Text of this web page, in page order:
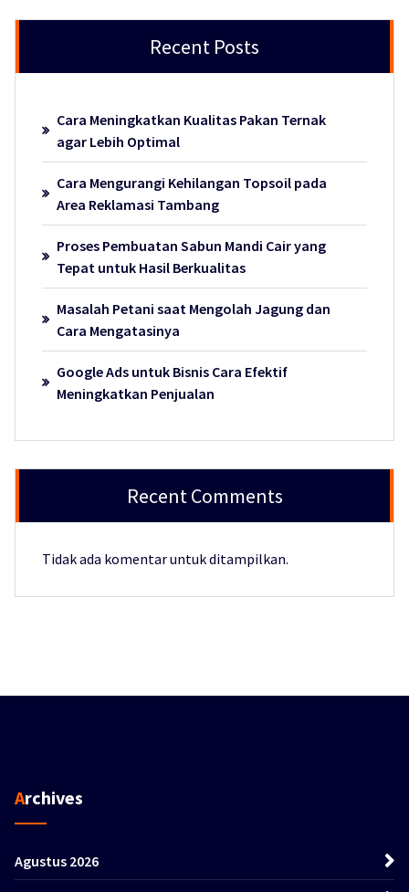
Recent Posts
Cara Meningkatkan Kualitas Pakan Ternak
agar Lebih Optimal
Cara Mengurangi Kehilangan Topsoil pada
Area Reklamasi Tambang
Proses Pembuatan Sabun Mandi Cair yang
Tepat untuk Hasil Berkualitas
Masalah Petani saat Mengolah Jagung dan
Cara Mengatasinya
Google Ads untuk Bisnis Cara Efektif
Meningkatkan Penjualan
Recent Comments
Tidak ada komentar untuk ditampilkan.
Archives
Agustus 2026